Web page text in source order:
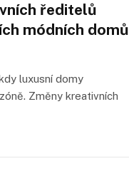
ředitelů
módních domů
luxusní domy
Změny kreativních